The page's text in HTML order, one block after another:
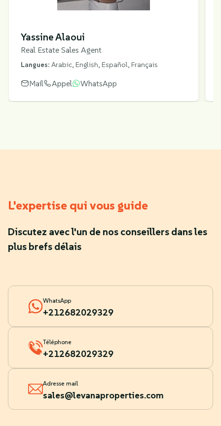
Yassine Alaoui
Real Estate Sales Agent
Langues: Arabic, English, Español, Français
Mail Appel WhatsApp
L'expertise qui vous guide
Discutez avec l'un de nos conseillers dans les
plus brefs délais
WhatsApp
+212682029329
Téléphone
+212682029329
Adresse mail
sales@levanaproperties.com